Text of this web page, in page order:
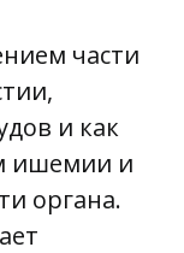
части
и как
ишемии и
органа.